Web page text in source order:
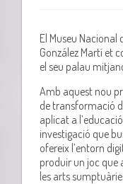
El Museu
González Martí et
el seu palau
Amb aquest nou
de transformació
aplicat a
investigació que
ofereix l’entorn
produir un joc que
les arts